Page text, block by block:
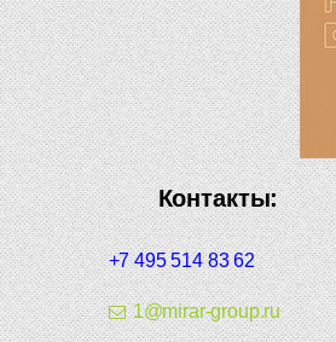
Контакты:
+7 495 514 83 62
1@mirar-group.ru